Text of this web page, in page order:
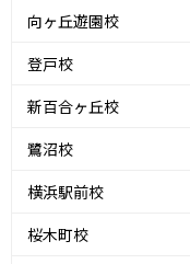
向ヶ丘遊園校
登戸校
新百合ヶ丘校
鷺沼校
横浜駅前校
桜木町校